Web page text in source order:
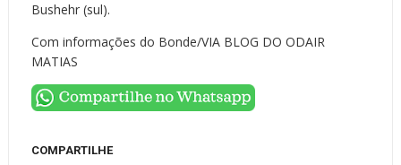
Bushehr (sul).
Com informações do Bonde/VIA BLOG DO ODAIR
MATIAS
COMPARTILHE